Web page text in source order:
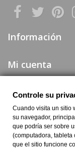
Información
Mi cuenta
Web segura
Información
Controle su
Cuando visita un sitio
su navegador,
que podría ser sobre
(computadora,
que el sitio funcione